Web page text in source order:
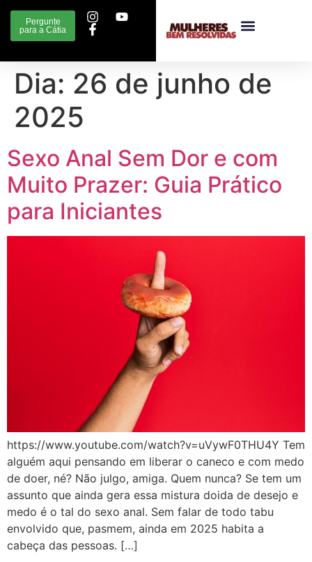
Pergunte
para a Cátia
Dia: 26 de junho de
2025
Sexo Anal Sem Dor e com
Muito Prazer: Guia Prático
para Iniciantes
https://www.youtube.com/watch?v=uVywF0THU4Y Tem
alguém aqui pensando em liberar o caneco e com medo
de doer, né? Não julgo, amiga. Quem nunca? Se tem um
assunto que ainda gera essa mistura doida de desejo e
medo é o tal do sexo anal. Sem falar de todo tabu
envolvido que, pasmem, ainda em 2025 habita a
cabeça das pessoas. […]